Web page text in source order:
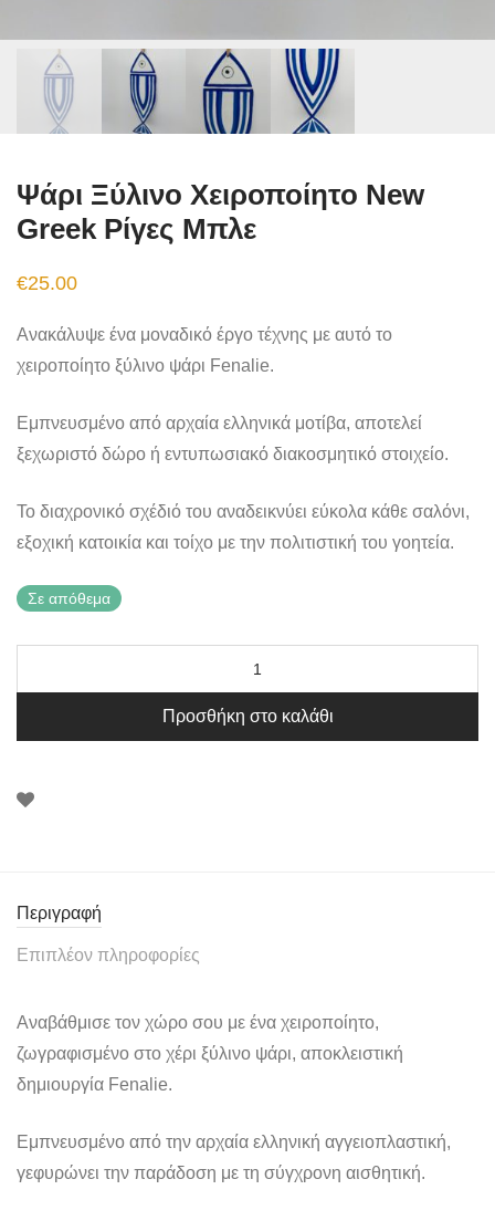
Ψάρι Ξύλινο Χειροποίητο New
Greek Ρίγες Μπλε
€25.00
Ανακάλυψε ένα μοναδικό έργο τέχνης με αυτό το
χειροποίητο ξύλινο ψάρι Fenalie.
Εμπνευσμένο από αρχαία ελληνικά μοτίβα, αποτελεί
ξεχωριστό δώρο ή εντυπωσιακό διακοσμητικό στοιχείο.
Το διαχρονικό σχέδιό του αναδεικνύει εύκολα κάθε σαλόνι,
εξοχική κατοικία και τοίχο με την πολιτιστική του γοητεία.
Σε απόθεμα
Προσθήκη στο καλάθι
Περιγραφή
Επιπλέον πληροφορίες
Αναβάθμισε τον χώρο σου με ένα χειροποίητο,
ζωγραφισμένο στο χέρι ξύλινο ψάρι, αποκλειστική
δημιουργία Fenalie.
Εμπνευσμένο από την αρχαία ελληνική αγγειοπλαστική,
γεφυρώνει την παράδοση με τη σύγχρονη αισθητική.